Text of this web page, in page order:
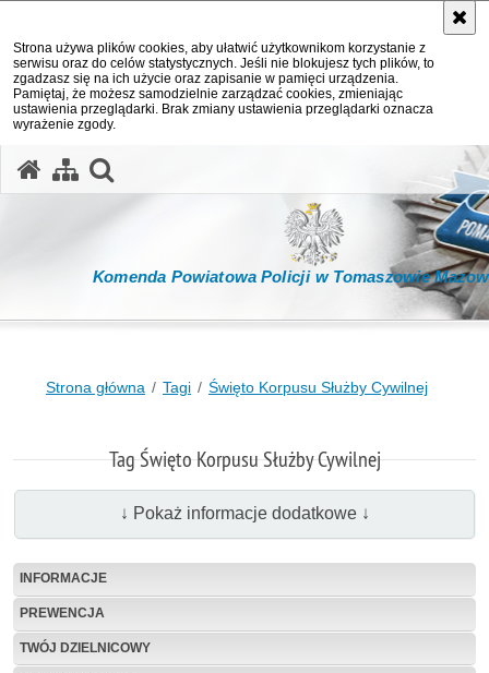
Strona używa plików cookies, aby ułatwić użytkownikom korzystanie z
serwisu oraz do celów statystycznych. Jeśli nie blokujesz tych plików, to
zgadzasz się na ich użycie oraz zapisanie w pamięci urządzenia.
Pamiętaj, że możesz samodzielnie zarządzać cookies, zmieniając
ustawienia przeglądarki. Brak zmiany ustawienia przeglądarki oznacza
wyrażenie zgody.
Komenda Powiatowa Policji w Tomaszowie
Strona główna Tagi Święto Korpusu Służby Cywilnej
Tag Święto Korpusu Służby Cywilnej
↓ Pokaż informacje dodatkowe ↓
INFORMACJE
PREWENCJA
TWÓJ DZIELNICOWY